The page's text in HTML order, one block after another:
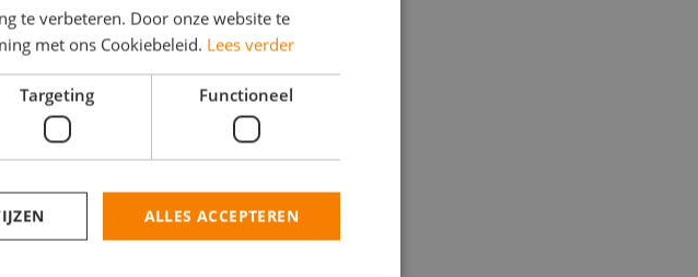
te verbeteren. Door onze website te
met ons Cookiebeleid. Lees verder
Targeting Functioneel
ALLES ACCEPTEREN